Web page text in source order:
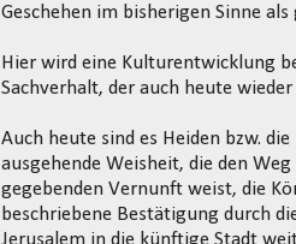
Geschehen im bisherigen Sinne
Hier wird eine Kulturentwicklung
Sachverhalt, der auch heute
Auch heute sind es Heiden bzw.
ausgehende Weisheit, die den
gegebenden Vernunft weist, die
beschriebene Bestätigung durch
Jerusalem in die künftige Stadt